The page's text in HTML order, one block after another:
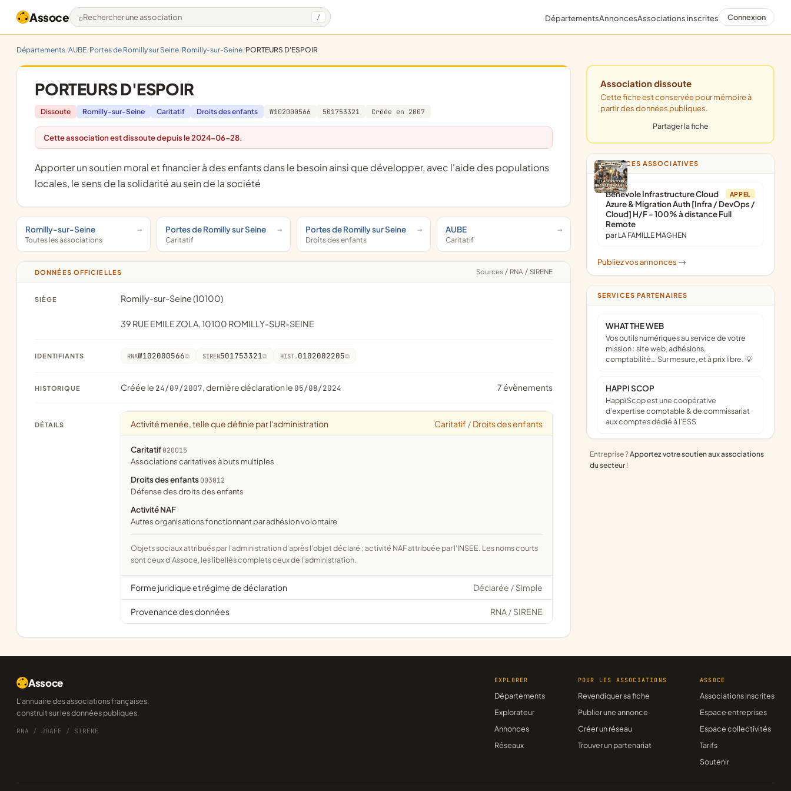
Assoce Rechercher une association / DépartementsAnnoncesAssociations inscrites Connexion
Départements AUBE Portes de Romilly sur Seine Romilly-sur-Seine PORTEURS D'ESPOIR
PORTEURS D'ESPOIR
Dissoute Romilly-sur-Seine Caritatif Droits des enfants W102000566 501753321 Créée en 2007
Cette association est dissoute depuis le 2024-06-28.
apporter un soutien moral et financier à des enfants dans le besoin ainsi que développer, avec l'aide des populations
locales, le sens de la solidarité au sein de la société
Romilly-sur-Seine
Toutes les associations
Portes de Romilly sur Seine
Caritatif
Portes de Romilly sur Seine
Droits des enfants
AUBE
Caritatif
DONNÉES OFFICIELLES Sources / RNA / SIRENE
SIÈGE Romilly-sur-Seine (10100)
39 RUE EMILE ZOLA, 10100 ROMILLY-SUR-SEINE
IDENTIFIANTS RNAW102000566 SIREN501753321 HIST. 0102002205
HISTORIQUE Créée le 24/09/2007, dernière déclaration le 05/08/2024 7 évènements
DÉTAILS Activité menée, telle que définie par l'administration Caritatif / Droits des enfants
Caritatif 020015
associations caritatives à buts multiples
Droits des enfants 003012
défense des droits des enfants
Activité NAF
Autres organisations fonctionnant par adhésion volontaire
Objets sociaux attribués par l'administration d'après l'objet déclaré ; activité NAF attribuée par l'INSEE. Les noms courts
sont ceux d'Assoce, les libellés complets ceux de l'administration.
Forme juridique et régime de déclaration Déclarée / Simple
Provenance des données RNA / SIRENE
Association dissoute
Cette fiche est conservée pour mémoire à
partir des données publiques.
Partager la fiche
ANNONCES ASSOCIATIVES
APPEL
Bénévole Infrastructure Cloud
Azure & Migration Auth [Infra / DevOps /
Cloud] H/F - 100% à distance Full
Remote
par LA FAMILLE MAGHEN
Publiez vos annonces ->
SERVICES PARTENAIRES
WHAT THE WEB
Vos outils numériques au service de votre
mission : site web, adhésions,
comptabilité… Sur mesure, et à prix libre. 💡
HAPPI SCOP
Happï Scop est une coopérative
d’expertise comptable & de commissariat
aux comptes dédié à l'ESS
Entreprise ?Apportez votre soutien aux associations
du secteur !
Assoce
L'annuaire des associations françaises,
construit sur les données publiques.
RNA / JOAFE / SIRENE
EXPLORER
Départements
Explorateur
Annonces
Réseaux
POUR LES ASSOCIATIONS
Revendiquer sa fiche
Publier une annonce
Créer un réseau
Trouver un partenariat
ASSOCE
Associations inscrites
Espace entreprises
Espace collectivités
Tarifs
Soutenir